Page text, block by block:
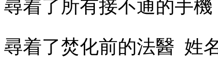
尋着了所有接不通的手機
尋着了焚化前的法醫 姓